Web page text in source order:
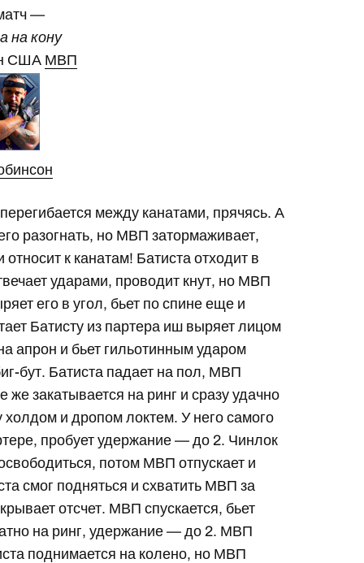
—
на кону
США МВП
между канатами, прячясь. А
разогнать, но МВП затормаживает,
к канатам! Батиста отходит в
ударами, проводит кнут, но МВП
его в угол, бьет по спине еще и
Батисту из партера иш выряет лицом
апрон и бьет гильотинным ударом
бут. Батиста падает на пол, МВП
же закатывается на ринг и сразу удачно
и дропом локтем. У него самого
пробует удержание — до 2. Чинлок
потом МВП отпускает и
смог подняться и схватить МВП за
отсчет. МВП спускается, бьет
на ринг, удержание — до 2. МВП
поднимается на колено, но МВП